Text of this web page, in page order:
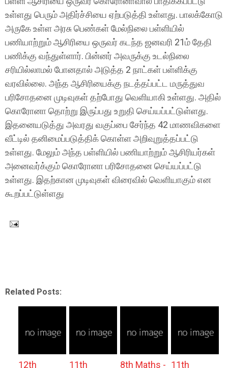
உள்ளது பெரும் அதிர்ச்சியை ஏற்படுத்தி உள்ளது. பாலக்கோடு
அருகே உள்ள அரசு பெண்கள் மேல்நிலை பள்ளியில்
பணியாற்றும் ஆசிரியை ஒருவர் கடந்த ஜனவரி 21ம் தேதி
பணிக்கு வந்துள்ளார். பின்னர் அவருக்கு உடல்நிலை
சரியில்லாமல் போனதால் அடுத்த 2 நாட்கள் பள்ளிக்கு
வரவில்லை. அந்த ஆசிரியைக்கு நடத்தப்பட்ட மருத்துவ
பரிசோதனை முடிவுகள் தற்போது வெளியாகி உள்ளது. அதில்
கொரோனா தொற்று இருப்பது உறுதி செய்யப்பட்டுள்ளது.
இதனையடுத்து அவரது வகுப்பை சேர்ந்த 42 மாணவிகளை
வீட்டில் தனிமைப்படுத்திக் கொள்ள அறிவுறுத்தப்பட்டு
உள்ளது. மேலும் அந்த பள்ளியில் பணியாற்றும் ஆசிரியர்கள்
அனைவர்க்கும் கொரோனா பரிசோதனை செய்யப்பட்டு
உள்ளது. இதற்கான முடிவுகள் விரைவில் வெளியாகும் என
கூறப்பட்டுள்ளது
Related Posts:
12th 11th 8th Maths - 11th